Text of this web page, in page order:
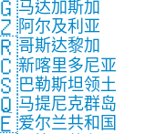
马达加斯加
阿尔及利亚
哥斯达黎加
新喀里多尼亚
巴勒斯坦领土
马提尼克群岛
爱尔兰共和国